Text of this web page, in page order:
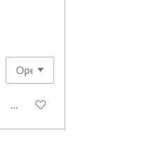
In den Warenkorb